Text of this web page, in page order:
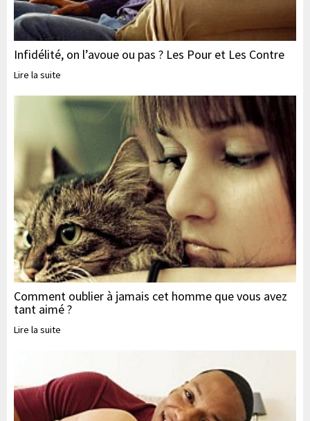
Infidélité, on l’avoue ou pas ? Les Pour et Les Contre
Lire la suite
Comment oublier à jamais cet homme que vous avez
tant aimé ?
Lire la suite